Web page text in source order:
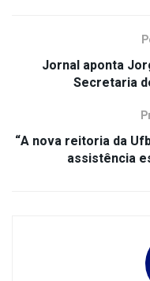
Jornal aponta
Secretaria
“A nova reitoria da
assistência